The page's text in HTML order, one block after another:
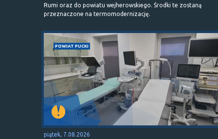
Rumi oraz do powiatu wejherowskiego. Środki te zostaną
przeznaczone na termomodernizację.
POWIAT PUCKI
piątek, 7.08.2026